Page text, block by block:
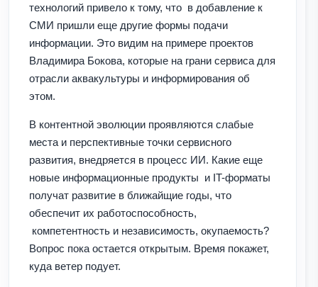
технологий привело к тому, что в добавление к
СМИ пришли еще другие формы подачи
информации. Это видим на примере проектов
Владимира Бокова, которые на грани сервиса для
отрасли аквакультуры и информирования об
этом.
В контентной эволюции проявляются слабые
места и перспективные точки сервисного
развития, внедряется в процесс ИИ. Какие еще
новые информационные продукты и IT-форматы
получат развитие в ближайщие годы, что
обеспечит их работоспособность,
компетентность и независимость, окупаемость?
Вопрос пока остается открытым. Время покажет,
куда ветер подует.